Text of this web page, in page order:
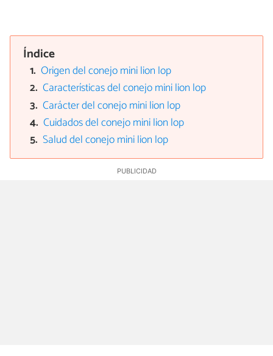
Índice
Origen del conejo mini lion lop
Características del conejo mini lion lop
Carácter del conejo mini lion lop
Cuidados del conejo mini lion lop
Salud del conejo mini lion lop